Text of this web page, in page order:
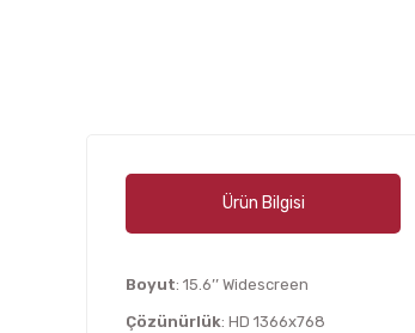
Ürün Bilgisi
Boyut: 15.6’’ Widescreen
Çözünürlük: HD 1366x768